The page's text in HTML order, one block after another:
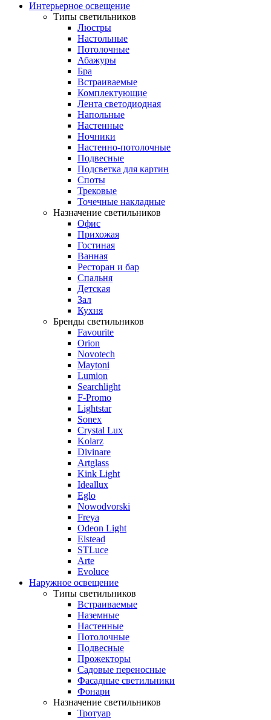
Интерьерное освещение
Типы светильников
Люстры
Настольные
Потолочные
Абажуры
Бра
Встраиваемые
Комплектующие
Лента светодиодная
Напольные
Настенные
Ночники
Настенно-потолочные
Подвесные
Подсветка для картин
Споты
Трековые
Точечные накладные
Назначение светильников
Офис
Прихожая
Гостиная
Ванная
Ресторан и бар
Спальня
Детская
Зал
Кухня
Бренды светильников
Favourite
Orion
Novotech
Maytoni
Lumion
Searchlight
F-Promo
Lightstar
Sonex
Crystal Lux
Kolarz
Divinare
Artglass
Kink Light
Ideallux
Eglo
Nowodvorski
Freya
Odeon Light
Elstead
STLuce
Arte
Evoluce
Наружное освещение
Типы светильников
Встраиваемые
Наземные
Настенные
Потолочные
Подвесные
Прожекторы
Садовые переносные
Фасадные светильники
Фонари
Назначение светильников
Тротуар